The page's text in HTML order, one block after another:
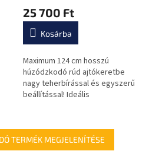
átlagos
értékelése
0,0
csillag.
25 700 Ft
Kosárba
Maximum 124 cm hosszú
húzódzkodó rúd ajtókeretbe
nagy teherbírással és egyszerű
beállítással! Ideális
TERMÉK MEGJELENÍTÉSE